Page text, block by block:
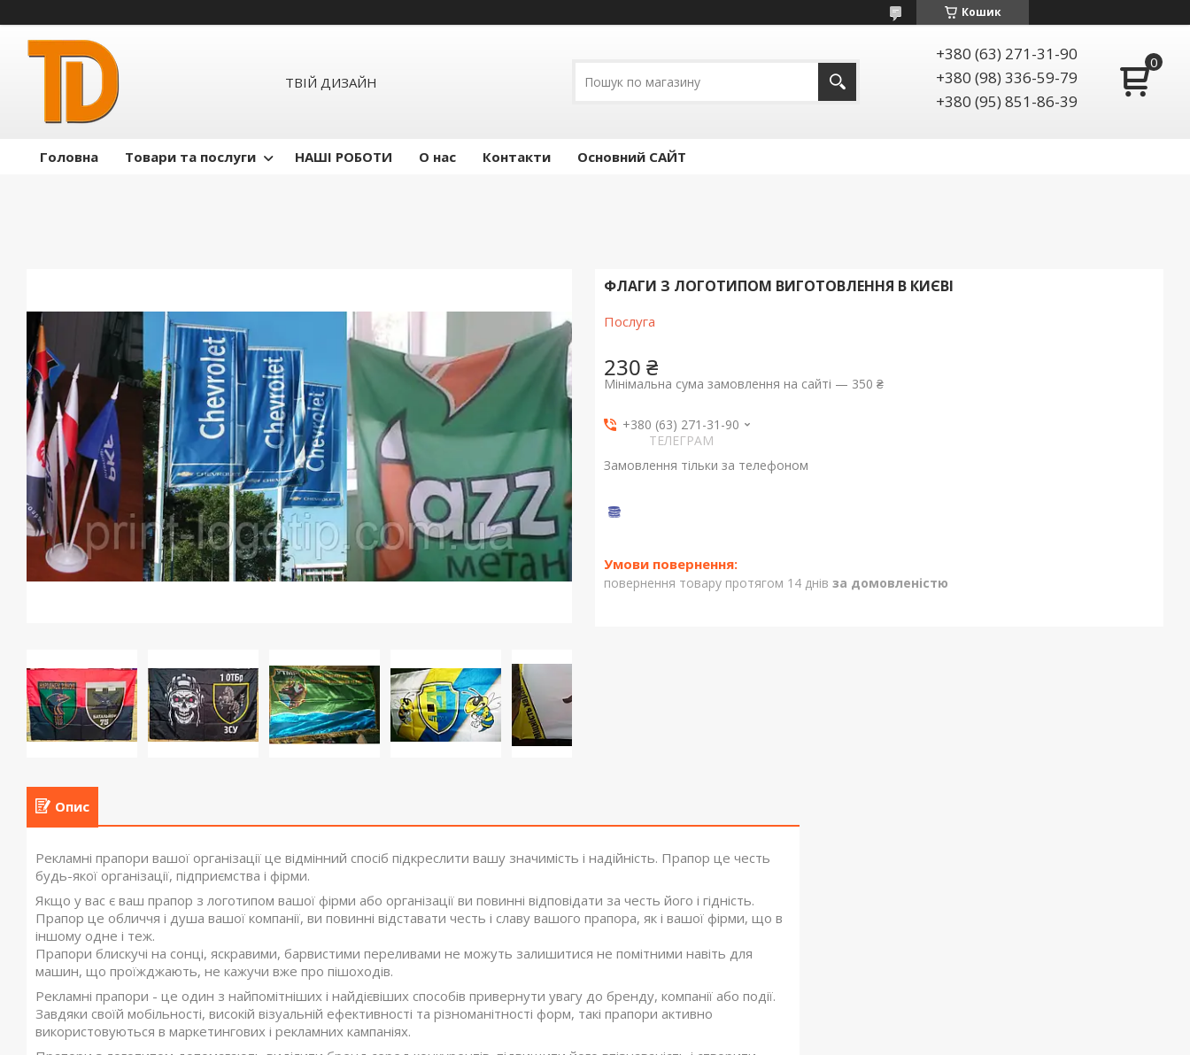
Кошик
ТВІЙ ДИЗАЙН
+380 (63) 271-31-90
+380 (98) 336-59-79
+380 (95) 851-86-39
Головна Товари та послуги НАШІ РОБОТИ О нас Контакти Основний САЙТ
ФЛАГИ З ЛОГОТИПОМ ВИГОТОВЛЕННЯ В КИЄВІ
Послуга
230 ₴
Мінімальна сума замовлення на сайті — 350 ₴
+380 (63) 271-31-90
ТЕЛЕГРАМ
Замовлення тільки за телефоном
повернення товару протягом 14 днів за домовленістю
Опис
Рекламні прапори вашої організації це відмінний спосіб підкреслити вашу значимість і надійність. Прапор це честь
будь-якої організації, підприємства і фірми.
Якщо у вас є ваш прапор з логотипом вашої фірми або організації ви повинні відповідати за честь його і гідність.
Прапор це обличчя і душа вашої компанії, ви повинні відставати честь і славу вашого прапора, як і вашої фірми, що в
іншому одне і теж.
Прапори блискучі на сонці, яскравими, барвистими переливами не можуть залишитися не помітними навіть для
машин, що проїжджають, не кажучи вже про пішоходів.
Рекламні прапори - це один з найпомітніших і найдієвіших способів привернути увагу до бренду, компанії або події.
Завдяки своїй мобільності, високій візуальній ефективності та різноманітності форм, такі прапори активно
використовуються в маркетингових і рекламних кампаніях.